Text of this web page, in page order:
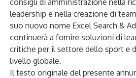
consigli di amministrazione nella
leadership e nella creazione di
suo nuovo nome Excel Search &
continuerà a fornire soluzioni di
critiche per il settore dello sport e
livello globale.
Il testo originale del presente